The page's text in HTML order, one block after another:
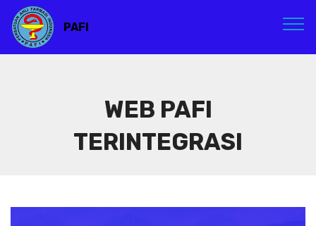
PAFI
WEB PAFI
TERINTEGRASI